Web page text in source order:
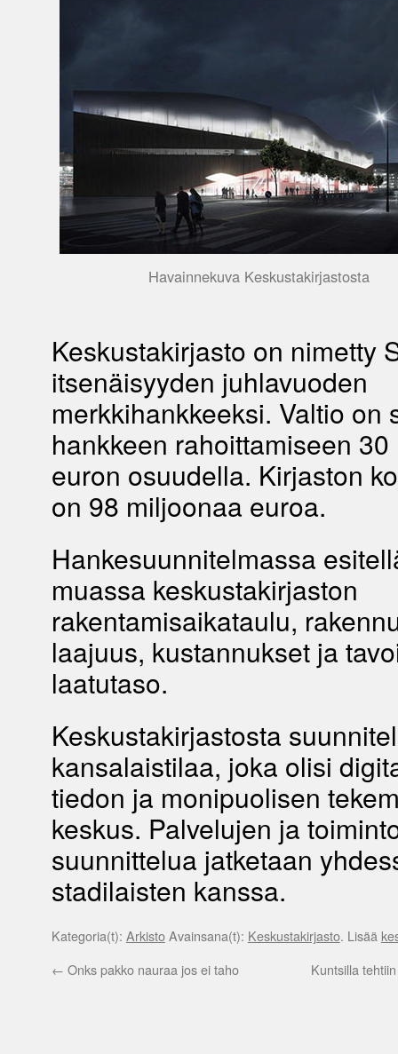
Havainnekuva Keskustakirjastosta
Keskustakirjasto on nimetty
itsenäisyyden juhlavuoden
merkkihankkeeksi. Valtio on
hankkeen rahoittamiseen
euron osuudella. Kirjaston
on 98 miljoonaa euroa.
Hankesuunnitelmassa
muassa keskustakirjaston
rakentamisaikataulu,
laajuus, kustannukset ja
laatutaso.
Keskustakirjastosta
kansalaistilaa, joka olisi
tiedon ja monipuolisen
keskus. Palvelujen ja
suunnittelua jatketaan
stadilaisten kanssa.
Kategoria(t): ArkistoAvainsana(t): Keskustakirjasto. Lisää
← Onks pakko nauraa jos ei taho Kuntsilla